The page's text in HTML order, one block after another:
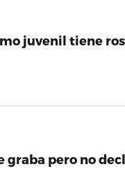
juvenil tiene
graba pero no